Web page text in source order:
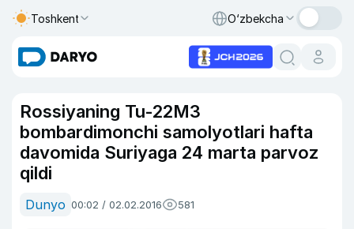
Toshkent O‘zbekcha
Rossiyaning Tu-22M3
bombardimonchi samolyotlari hafta
davomida Suriyaga 24 marta parvoz
qildi
Dunyo 00:02 / 02.02.2016 581